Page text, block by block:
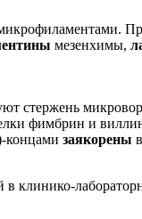
мезенхимы,
стержень
фимбрин и
концами заякорены
клинико-